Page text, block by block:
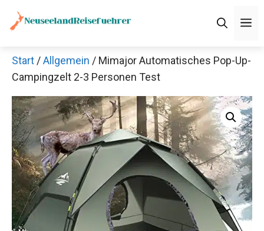
Inhalt
Start /Allgemein / Mimajor Automatisches Pop-Up-
Campingzelt 2-3 Personen Test